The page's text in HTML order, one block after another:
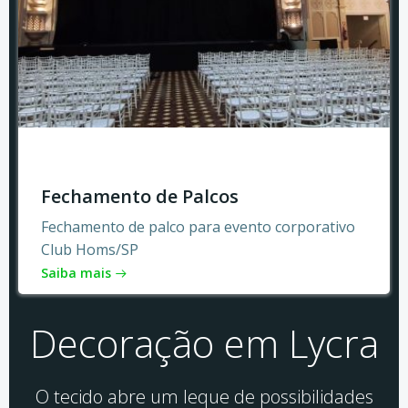
Fechamento de Palcos
Fechamento de palco para evento corporativo
Club Homs/SP
Saiba mais
Decoração em Lycra
O tecido abre um leque de possibilidades